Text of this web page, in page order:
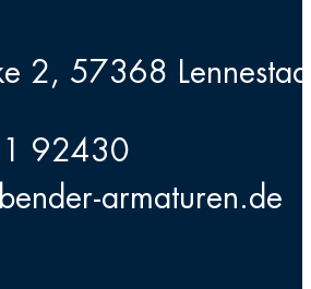
2, 57368
92430
armaturen.de